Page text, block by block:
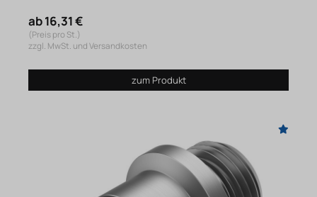
ab 16,31 €
(Preis pro St.)
zzgl. MwSt. und Versandkosten
zum Produkt